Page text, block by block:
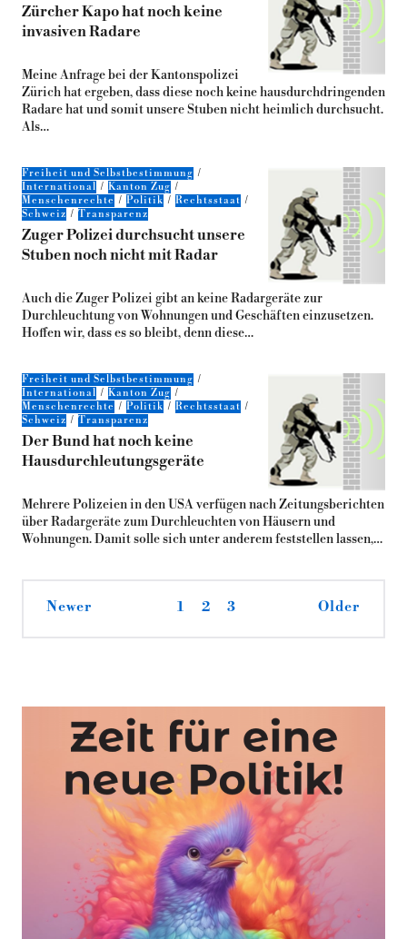
Zürcher Kapo hat noch keine
invasiven Radare
Meine Anfrage bei der Kantonspolizei
Zürich hat ergeben, dass diese noch keine hausdurchdringenden
Radare hat und somit unsere Stuben nicht heimlich durchsucht.
Als…
Freiheit und Selbstbestimmung
International
Kanton Zug
Menschenrechte
Politik
Rechtsstaat
Schweiz
Transparenz
Zuger Polizei durchsucht unsere
Stuben noch nicht mit Radar
Auch die Zuger Polizei gibt an keine Radargeräte zur
Durchleuchtung von Wohnungen und Geschäften einzusetzen.
Hoffen wir, dass es so bleibt, denn diese…
Freiheit und Selbstbestimmung
International
Kanton Zug
Menschenrechte
Politik
Rechtsstaat
Schweiz
Transparenz
Der Bund hat noch keine
Hausdurchleutungsgeräte
Mehrere Polizeien in den USA verfügen nach Zeitungsberichten
über Radargeräte zum Durchleuchten von Häusern und
Wohnungen. Damit solle sich unter anderem feststellen lassen,…
Newer 1 2 3 Older